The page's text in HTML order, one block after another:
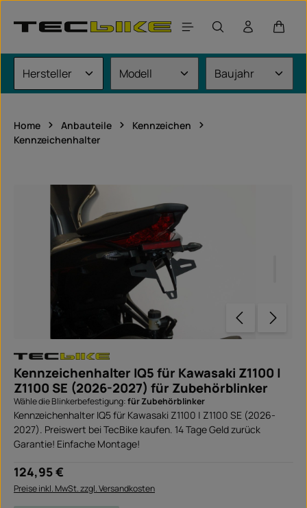
Home Anbauteile
Kennzeichen
Kennzeichenhalter
Bildergalerie überspringen
Kennzeichenhalter IQ5 für Kawasaki Z1100 |
Z1100 SE (2026-2027) für Zubehörblinker
Wähle die Blinkerbefestigung:für Zubehörblinker
Kennzeichenhalter IQ5 für Kawasaki Z1100 | Z1100 SE (2026-
2027). Preiswert bei TecBike kaufen. 14 Tage Geld zurück
Garantie! Einfache Montage!
Regulärer Preis:
124,95 €
Preise inkl. MwSt. zzgl. Versandkosten